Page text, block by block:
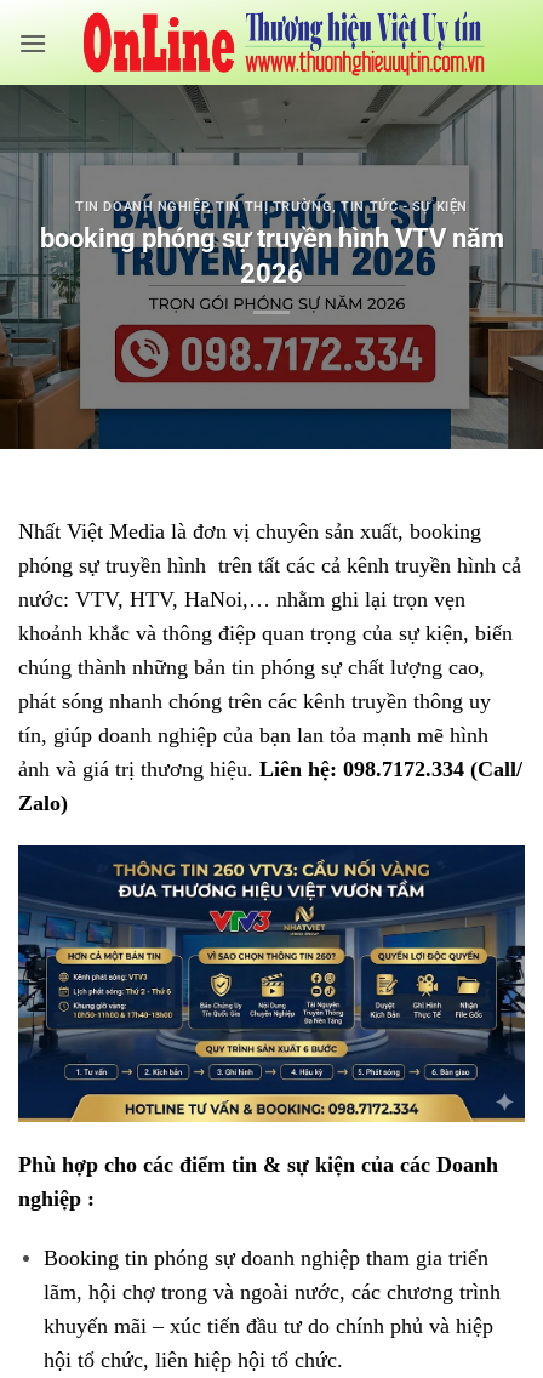
qua
TIN DOANH NGHIỆP,TIN THỊ TRƯỜNG,TIN TỨC - SỰ KIỆN
booking phóng sự truyền hình VTV năm
2026
Nhất Việt Media là đơn vị chuyên sản xuất, booking
phóng sự truyền hình trên tất các cả kênh truyền hình cả
nước: VTV, HTV, HaNoi,… nhằm ghi lại trọn vẹn
khoảnh khắc và thông điệp quan trọng của sự kiện, biến
chúng thành những bản tin phóng sự chất lượng cao,
phát sóng nhanh chóng trên các kênh truyền thông uy
tín, giúp doanh nghiệp của bạn lan tỏa mạnh mẽ hình
ảnh và giá trị thương hiệu. Liên hệ: 098.7172.334 (Call/
Zalo)
Phù hợp cho các điểm tin & sự kiện của các Doanh
nghiệp :
Booking tin phóng sự doanh nghiệp tham gia triển
lãm, hội chợ trong và ngoài nước, các chương trình
khuyến mãi – xúc tiến đầu tư do chính phủ và hiệp
hội tổ chức, liên hiệp hội tổ chức.